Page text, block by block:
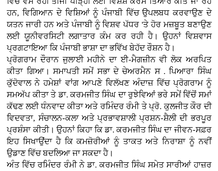
ਹਨ, ਵਿਗਿਆਨ ਦੇ ਵਿਸ਼ਿਆਂ ਨੂੰ ਪੰਜਾਬੀ ਵਿੱਚ ਉਪਲਬਧ ਕਰਵਾਉਣ ਦੇ
ਯਤਨ ਜਾਰੀ ਹਨ ਅਤੇ ਪੰਜਾਬੀ ਨੂੰ ਵਿਸ਼ਵ ਪੱਧਰ 'ਤੇ ਹੋਰ ਮਜ਼ਬੂਤ ਬਣਾਉਣ
ਲਈ ਯੂਨੀਵਰਸਿਟੀ ਲਗਾਤਾਰ ਕੰਮ ਕਰ ਰਹੀ ਹੈ। ਉਹਨਾਂ ਵਿਸ਼ਵਾਸ
ਪ੍ਰਗਟਾਇਆ ਕਿ ਪੰਜਾਬੀ ਭਾਸ਼ਾ ਦਾ ਭਵਿੱਖ ਬੇਹੱਦ ਰੌਸ਼ਨ ਹੈ।
ਪ੍ਰੋਗਰਾਮ ਦੌਰਾਨ ਜੁਲਾਈ ਮਹੀਨੇ ਦਾ ਈ-ਮੈਗਜ਼ੀਨ ਵੀ ਲੋਕ ਅਰਪਿਤ
ਕੀਤਾ ਗਿਆ। ਸਮਾਪਤੀ ਸਮੇਂ ਸਭਾ ਦੇ ਚੇਅਰਮੈਨ ਸ . ਪਿਆਰਾ ਸਿੰਘ
ਕੁੱਦੋਵਾਲ ਨੇ ਹਮੇਸ਼ਾਂ ਵਾਂਗ ਆਪਣੇ ਵਿਲੱਖਣ ਅੰਦਾਜ਼ ਵਿੱਚ ਪ੍ਰੋਗਰਾਮ ਨੂੰ
ਸਮਅੱਪ ਕੀਤਾ ਤੇ ਡਾ. ਕਰਮਜੀਤ ਸਿੰਘ ਦਾ ਰੁਝੇਵਿਆਂ ਭਰੇ ਸਮੇਂ ਵਿੱਚੋਂ ਸਮਾਂ
ਕੱਢਣ ਲਈ ਧੰਨਵਾਦ ਕੀਤਾ ਅਤੇ ਰਮਿੰਦਰ ਰੰਮੀ ਤੇ ਪ੍ਰੋ. ਕੁਲਜੀਤ ਕੌਰ ਦੀ
ਵਿਦਵਤਾ, ਸੰਚਾਲਨ-ਕਲਾ ਅਤੇ ਪ੍ਰਭਾਵਸ਼ਾਲੀ ਪ੍ਰਸ਼ਨ-ਸ਼ੈਲੀ ਦੀ ਭਰਪੂਰ
ਪ੍ਰਸ਼ੰਸਾ ਕੀਤੀ। ਉਹਨਾਂ ਕਿਹਾ ਕਿ ਡਾ. ਕਰਮਜੀਤ ਸਿੰਘ ਦਾ ਜੀਵਨ-ਸਫ਼ਰ
ਇਹ ਸਿਖਾਉਂਦਾ ਹੈ ਕਿ ਕਮਜ਼ੋਰੀਆਂ ਨੂੰ ਤਾਕਤ ਅਤੇ ਨਿਰਾਸ਼ਾ ਨੂੰ ਨਵੀਂ
ਉਡਾਣ ਵਿੱਚ ਬਦਲਿਆ ਜਾ ਸਕਦਾ ਹੈ।
ਅੰਤ ਵਿੱਚ ਰਮਿੰਦਰ ਰੰਮੀ ਨੇ ਡਾ. ਕਰਮਜੀਤ ਸਿੰਘ ਸਮੇਤ ਸਾਰੀਆਂ ਹਾਜ਼ਰ